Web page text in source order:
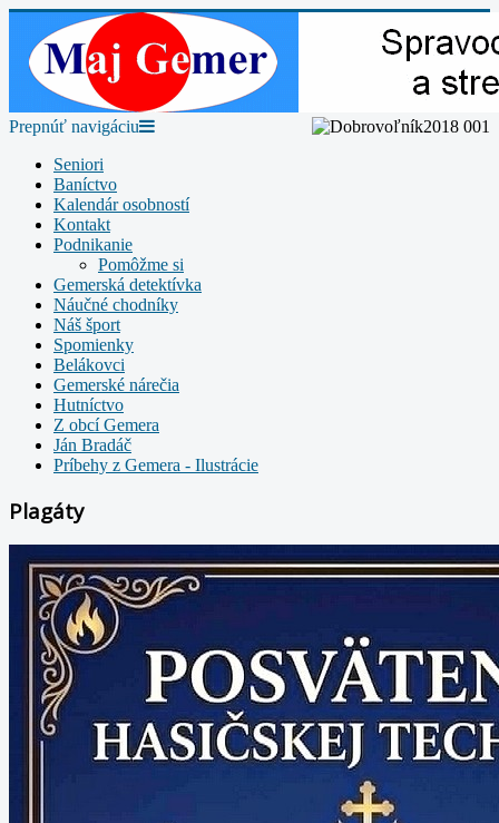
Prepnúť navigáciu
Seniori
Baníctvo
Kalendár osobností
Kontakt
Podnikanie
Pomôžme si
Gemerská detektívka
Náučné chodníky
Náš šport
Spomienky
Belákovci
Gemerské nárečia
Hutníctvo
Z obcí Gemera
Ján Bradáč
Príbehy z Gemera - Ilustrácie
Plagáty